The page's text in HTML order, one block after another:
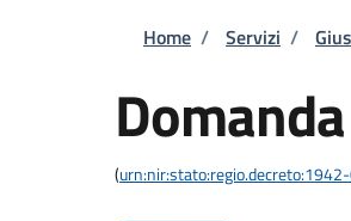
Briciole
Home / Servizi /
(